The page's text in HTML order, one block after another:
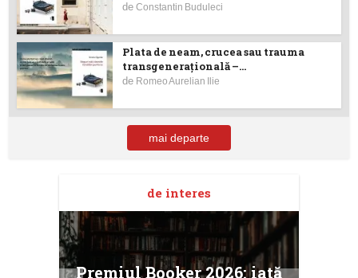
deConstantin Buduleci
Plata de neam, crucea sau trauma
transgenerațională –...
de Romeo Aurelian Ilie
mai departe
de interes
Premiul Booker 2026: iată